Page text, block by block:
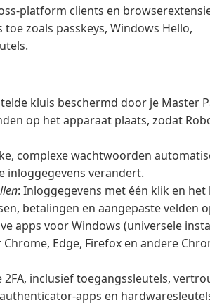
platform clients en
zoals passkeys, Windows Hello,
kluis beschermd door je Master
op het apparaat plaats, zodat
complexe wachtwoorden
inloggegevens verandert.
: Inloggegevens met één klik en
betalingen en aangepaste velden
apps voor Windows (universele
Edge, Firefox en andere
2FA, inclusief toegangssleutels,
apps en